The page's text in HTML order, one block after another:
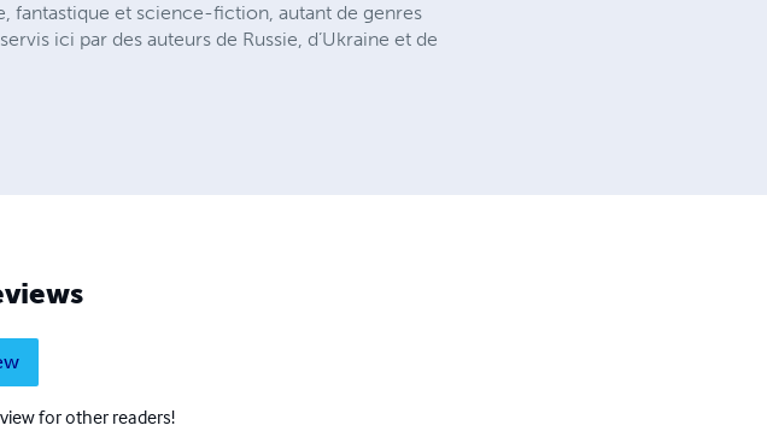
fantastique et science-fiction, autant de genres
ici par des auteurs de Russie, d’Ukraine et de
for other readers!